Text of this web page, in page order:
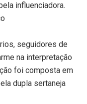
influenciadora.
seguidores de
na interpretação
foi composta em
dupla sertaneja